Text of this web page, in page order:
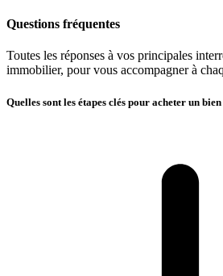
Questions fréquentes
Toutes les réponses à vos principales
immobilier, pour vous accompagner à
Quelles sont les étapes clés pour acheter un